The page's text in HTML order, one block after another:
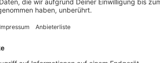
Streikende Schüler in Köln